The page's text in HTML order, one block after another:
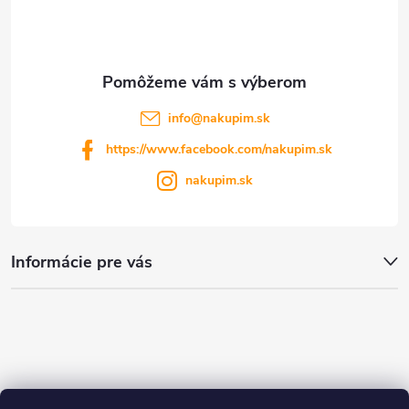
Informácie pre vás
info@nakupim.sk
https://www.facebook.com/nakupim.sk
nakupim.sk